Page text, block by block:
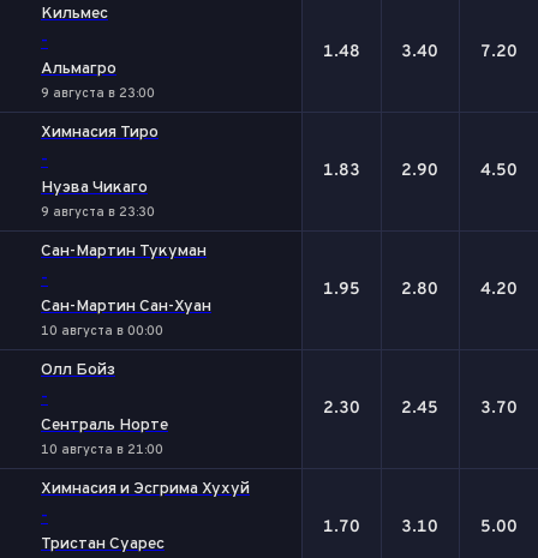
Кильмес
-
Альмагро
9 августа в 23:00
1.48 3.40 7.20
Химнасия Тиро
-
Нуэва Чикаго
9 августа в 23:30
1.83 2.90 4.50
Сан-Мартин Тукуман
-
Сан-Мартин Сан-Хуан
10 августа в 00:00
1.95 2.80 4.20
Олл Бойз
-
Сентраль Норте
10 августа в 21:00
2.30 2.45 3.70
Химнасия и Эсгрима Хухуй
-
Тристан Суарес
1.70 3.10 5.00